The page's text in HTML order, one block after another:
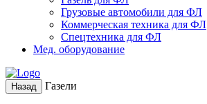
Грузовые автомобили для ФЛ
Коммерческая техника для ФЛ
Спецтехника для ФЛ
Мед. оборудование
Назад Газели